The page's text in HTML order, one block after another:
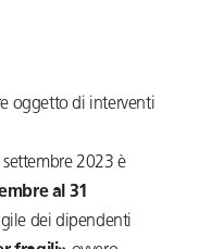
oggetto di interventi
2023 è
al 31
dei dipendenti